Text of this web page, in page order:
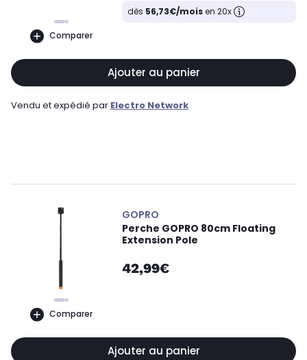
Comparer
dès 56,73€/moisen 20x
Ajouter au panier
Vendu et expédié par Electro Network
Comparer
GOPRO
Perche GOPRO 80cm Floating
Extension Pole
42,99€
Ajouter au panier